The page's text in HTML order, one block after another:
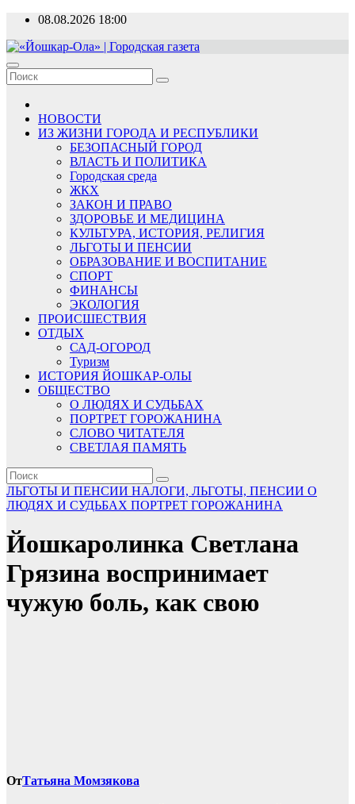
Перейти
содержимому
08.08.2026 18:00
«Йошкар-Ола» | Городская газета
Новости, события, люди
НОВОСТИ
ИЗ ЖИЗНИ ГОРОДА И РЕСПУБЛИКИ
БЕЗОПАСНЫЙ ГОРОД
ВЛАСТЬ И ПОЛИТИКА
Городская среда
ЖКХ
ЗАКОН И ПРАВО
ЗДОРОВЬЕ И МЕДИЦИНА
КУЛЬТУРА, ИСТОРИЯ, РЕЛИГИЯ
ЛЬГОТЫ И ПЕНСИИ
ОБРАЗОВАНИЕ И ВОСПИТАНИЕ
СПОРТ
ФИНАНСЫ
ЭКОЛОГИЯ
ПРОИСШЕСТВИЯ
ОТДЫХ
САД-ОГОРОД
Туризм
ИСТОРИЯ ЙОШКАР-ОЛЫ
ОБЩЕСТВО
О ЛЮДЯХ И СУДЬБАХ
ПОРТРЕТ ГОРОЖАНИНА
СЛОВО ЧИТАТЕЛЯ
СВЕТЛАЯ ПАМЯТЬ
ЛЬГОТЫ И ПЕНСИИ НАЛОГИ, ЛЬГОТЫ, ПЕНСИИ О
ЛЮДЯХ И СУДЬБАХ ПОРТРЕТ ГОРОЖАНИНА
Йошкаролинка Светлана
Грязина воспринимает
чужую боль, как свою
ОтТатьяна Момзякова